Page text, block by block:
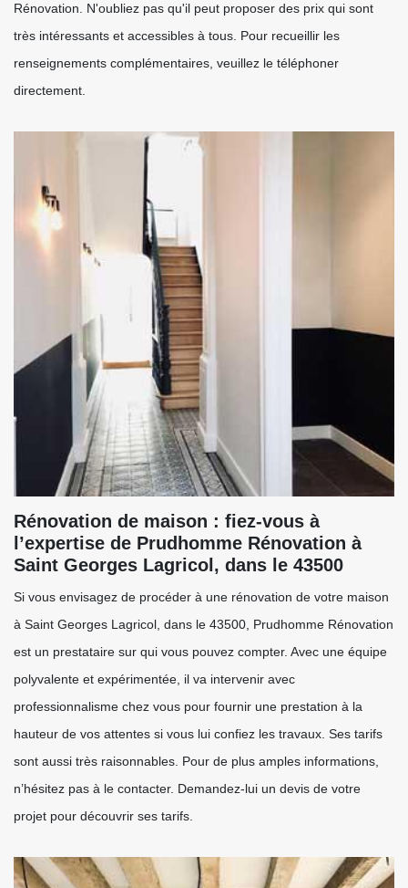
Rénovation. N'oubliez pas qu'il peut proposer des prix qui sont
très intéressants et accessibles à tous. Pour recueillir les
renseignements complémentaires, veuillez le téléphoner
directement.
Rénovation de maison : fiez-vous à
l’expertise de Prudhomme Rénovation à
Saint Georges Lagricol, dans le 43500
Si vous envisagez de procéder à une rénovation de votre maison
à Saint Georges Lagricol, dans le 43500, Prudhomme Rénovation
est un prestataire sur qui vous pouvez compter. Avec une équipe
polyvalente et expérimentée, il va intervenir avec
professionnalisme chez vous pour fournir une prestation à la
hauteur de vos attentes si vous lui confiez les travaux. Ses tarifs
sont aussi très raisonnables. Pour de plus amples informations,
n’hésitez pas à le contacter. Demandez-lui un devis de votre
projet pour découvrir ses tarifs.